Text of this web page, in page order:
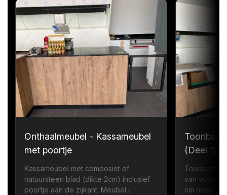
Onthaalmeubel - Kassameubel
met poortje
Kassameubel met composiet of
natuursteen blad (dikte 2cm) inclusief
poortje aan de zijkant. Meubel...
(Deel 1)
Toonbank
van
cm hoogte